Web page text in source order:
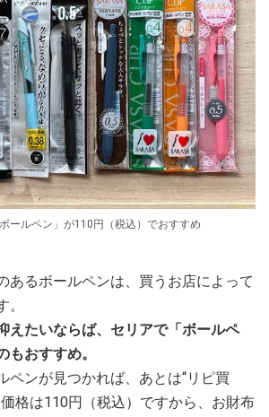
ールペン」が110円（税込）でおすすめ
あるボールペンは、買うお店によって
えたいならば、セリアで「ボールペ
もおすすめ。
ペンが見つかれば、あとは“リピ買
格は110円（税込）ですから、お財布